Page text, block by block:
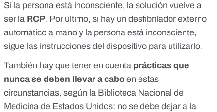
Si la persona está inconsciente, la solución vuelve a
ser la RCP. Por último, si hay un desfibrilador externo
automático a mano y la persona está inconsciente,
sigue las instrucciones del dispositivo para utilizarlo.
También hay que tener en cuenta prácticas que
nunca se deben llevar a cabo en estas
circunstancias, según la Biblioteca Nacional de
Medicina de Estados Unidos: no se debe dejar a la